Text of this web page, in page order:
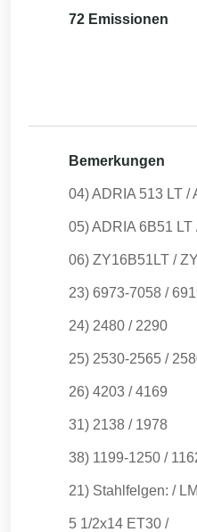
72 Emissionen
Bemerkungen
04) ADRIA 513 LT /
05) ADRIA 6B51
06) ZY16B51LT /
23) 6973-7058 /
24) 2480 / 2290
25) 2530-2565 /
26) 4203 / 4169
31) 2138 / 1978
38) 1199-1250 /
21) Stahlfelgen: /
5 1/2x14 ET30 /